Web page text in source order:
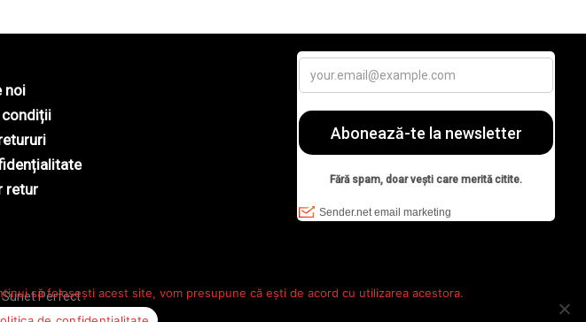
noi
condiții
retur
Perfect
să folosești acest site, vom presupune că ești de acord cu utilizarea acestora.